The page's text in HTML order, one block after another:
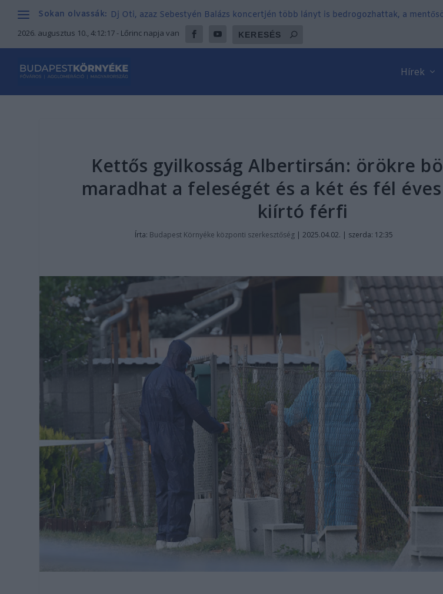
Sokan olvassák: Dj Oti, azaz Sebestyén Balázs koncertjén több lányt is bedrogozhattak, a
2026. augusztus 10., 4:12:18 - Lőrinc napja van
Hírek
Kettős gyilkosság Albertirsán: örökre
maradhat a feleségét és a két és fél
kiírtó férfi
Írta: Budapest Környéke központi szerkesztőség| 2025.04.02. | szerda: 12:35